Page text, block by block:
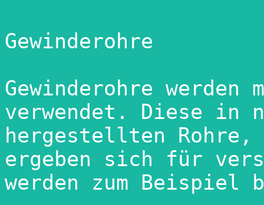
Gewinderohre
Gewinderohre
verwendet. Diese in
hergestellten Rohre,
ergeben sich für
werden zum Beispiel